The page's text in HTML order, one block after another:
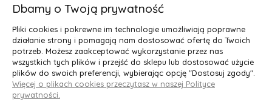
INFORMACJE
MOJE KONTO
O NAS
Deluxury.pl
Dbamy o Twoją prywatność
Pliki cookies i pokrewne im technologie umożliwiają poprawne
działanie strony i pomagają nam dostosować ofertę do Twoich
potrzeb. Możesz zaakceptować wykorzystanie przez nas
wszystkich tych plików i przejść do sklepu lub dostosować użycie
plików do swoich preferencji, wybierając opcję "Dostosuj zgody".
Więcej o plikach cookies przeczytasz w naszej Polityce
prywatności.